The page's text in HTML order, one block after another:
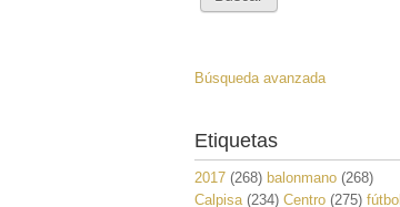
Búsqueda avanzada
Etiquetas
2017 (268) balonmano (268)
Calpisa (234) Centro (275) fútbol